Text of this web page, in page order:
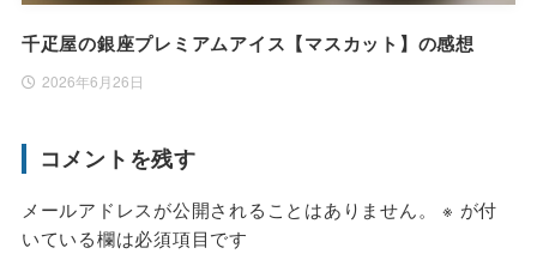
千疋屋の銀座プレミアムアイス【マスカット】の感想
2026年6月26日
コメントを残す
メールアドレスが公開されることはありません。 ※ が付
いている欄は必須項目です